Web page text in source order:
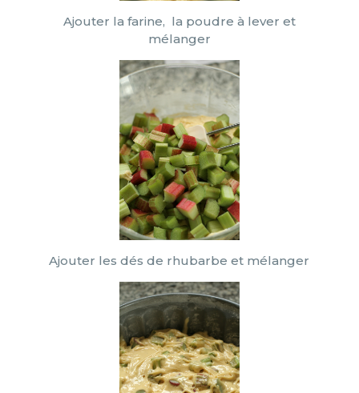
Ajouter la farine, la poudre à lever et
mélanger
Ajouter les dés de rhubarbe et mélanger